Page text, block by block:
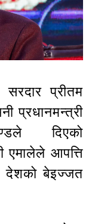
प्रीतम
प्रधानमन्त्री
दिएको
एमालेले आपत्ति
देशको बेइज्जत